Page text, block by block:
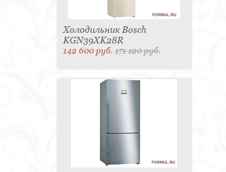
Холодильник Bosch
KGN39XK28R
142 600 руб.171 120 руб.